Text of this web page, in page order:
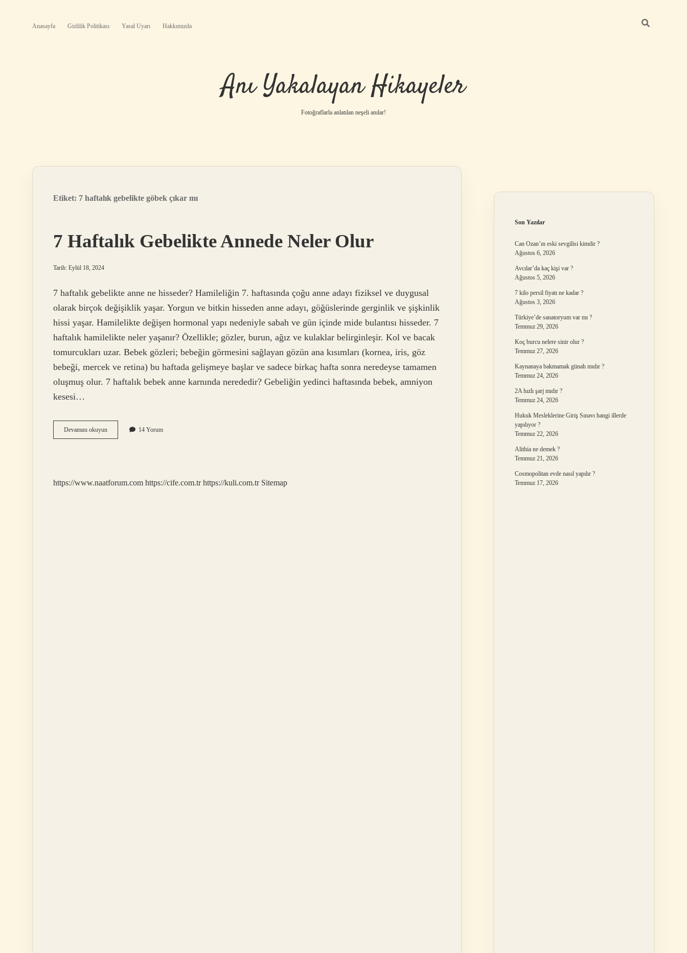
Anasayfa Gizlilik Politikası Yasal Uyarı Hakkımızda
Anı Yakalayan Hikayeler
Fotoğraflarla anlatılan neşeli anılar!
Etiket: 7 haftalık gebelikte göbek çıkar mı
7 Haftalık Gebelikte Annede Neler Olur
Tarih: Eylül 18, 2024
7 haftalık gebelikte anne ne hisseder? Hamileliğin 7. haftasında çoğu anne adayı fiziksel ve duygusal
olarak birçok değişiklik yaşar. Yorgun ve bitkin hisseden anne adayı, göğüslerinde gerginlik ve şişkinlik
hissi yaşar. Hamilelikte değişen hormonal yapı nedeniyle sabah ve gün içinde mide bulantısı hisseder. 7
haftalık hamilelikte neler yaşanır? Özellikle; gözler, burun, ağız ve kulaklar belirginleşir. Kol ve bacak
tomurcukları uzar. Bebek gözleri; bebeğin görmesini sağlayan gözün ana kısımları (kornea, iris, göz
bebeği, mercek ve retina) bu haftada gelişmeye başlar ve sadece birkaç hafta sonra neredeyse tamamen
oluşmuş olur. 7 haftalık bebek anne karnında nerededir? Gebeliğin yedinci haftasında bebek, amniyon
kesesi…
Devamını okuyun7
Haftalık
14 Yorum
https://www.naatforum.com https://cife.com.tr https://kuli.com.tr Sitemap
Son Yazılar
Can Ozan’ın eski sevgilisi kimdir ?
Ağustos 6, 2026
Avcılar’da kaç kişi var ?
Ağustos 5, 2026
7 kilo persil fiyatı ne kadar ?
Ağustos 3, 2026
Türkiye’de sanatoryum var mı ?
Temmuz 29, 2026
Koç burcu nelere sinir olur ?
Temmuz 27, 2026
Kaynanaya bakmamak günah mıdır ?
Temmuz 24, 2026
2A hızlı şarj mıdır ?
Temmuz 24, 2026
Hukuk Mesleklerine Giriş Sınavı hangi illerde
yapılıyor ?
Temmuz 22, 2026
Alithia ne demek ?
Temmuz 21, 2026
Cosmopolitan evde nasıl yapılır ?
Temmuz 17, 2026